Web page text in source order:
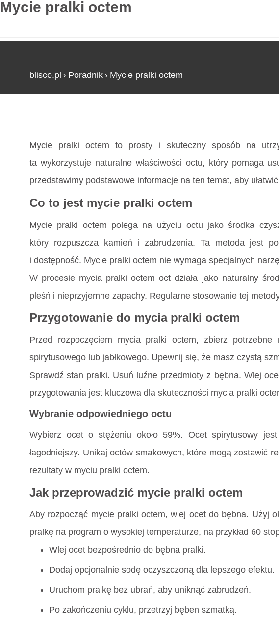
blisco.pl › Poradnik › Mycie pralki octem
Mycie pralki octem
Mycie pralki octem to prosty i skuteczny sposób na
ta wykorzystuje naturalne właściwości octu, który pomaga
przedstawimy podstawowe informacje na ten temat, aby
Co to jest mycie pralki octem
Mycie pralki octem polega na użyciu octu jako środka
który rozpuszcza kamień i zabrudzenia. Ta metoda jest
i dostępność. Mycie pralki octem nie wymaga specjalnych
W procesie mycia pralki octem oct działa jako naturalny
pleśń i nieprzyjemne zapachy. Regularne stosowanie tej
Przygotowanie do mycia pralki octem
Przed rozpoczęciem mycia pralki octem, zbierz potrzebne
spirytusowego lub jabłkowego. Upewnij się, że masz czystą
Sprawdź stan pralki. Usuń luźne przedmioty z bębna. Wlej
przygotowania jest kluczowa dla skuteczności mycia pralki
Wybranie odpowiedniego octu
Wybierz ocet o stężeniu około 59%. Ocet spirytusowy
łagodniejszy. Unikaj octów smakowych, które mogą zostawić
rezultaty w myciu pralki octem.
Jak przeprowadzić mycie pralki octem
Aby rozpocząć mycie pralki octem, wlej ocet do bębna. Użyj
pralkę na program o wysokiej temperaturze, na przykład 60
Wlej ocet bezpośrednio do bębna pralki.
Dodaj opcjonalnie sodę oczyszczoną dla lepszego efektu.
Uruchom pralkę bez ubrań, aby uniknąć zabrudzeń.
Po zakończeniu cyklu, przetrzyj bęben szmatką.